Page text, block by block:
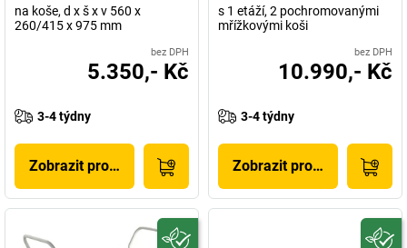
na koše, d x š x v 560 x
260/415 x 975 mm
bez DPH
5.350,- Kč
3-4 týdny
Zobrazit produkt
s 1 etáží, 2 pochromovanými
mřížkovými koši
bez DPH
10.990,- Kč
3-4 týdny
Zobrazit produkt